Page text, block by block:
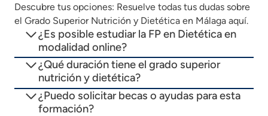
Descubre tus opciones: Resuelve todas tus dudas sobre
el Grado Superior Nutrición y Dietética en Málaga aquí.
¿Es posible estudiar la FP en Dietética en
modalidad online?
¿Qué duración tiene el grado superior
nutrición y dietética?
¿Puedo solicitar becas o ayudas para esta
formación?